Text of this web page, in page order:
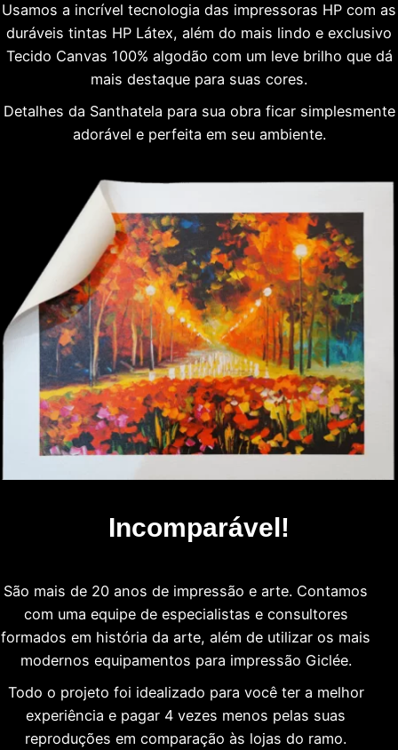
Usamos a incrível tecnologia das impressoras HP com as
duráveis tintas HP Látex, além do mais lindo e exclusivo
Tecido Canvas 100% algodão com um leve brilho que dá
mais destaque para suas cores.
Detalhes da Santhatela para sua obra ficar simplesmente
adorável e perfeita em seu ambiente.
Incomparável!
São mais de 20 anos de impressão e arte. Contamos
com uma equipe de especialistas e consultores
formados em história da arte, além de utilizar os mais
modernos equipamentos para impressão Giclée.
Todo o projeto foi idealizado para você ter a melhor
experiência e pagar 4 vezes menos pelas suas
reproduções em comparação às lojas do ramo.